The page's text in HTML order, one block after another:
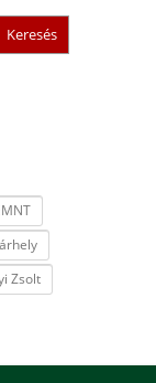
Zsolt